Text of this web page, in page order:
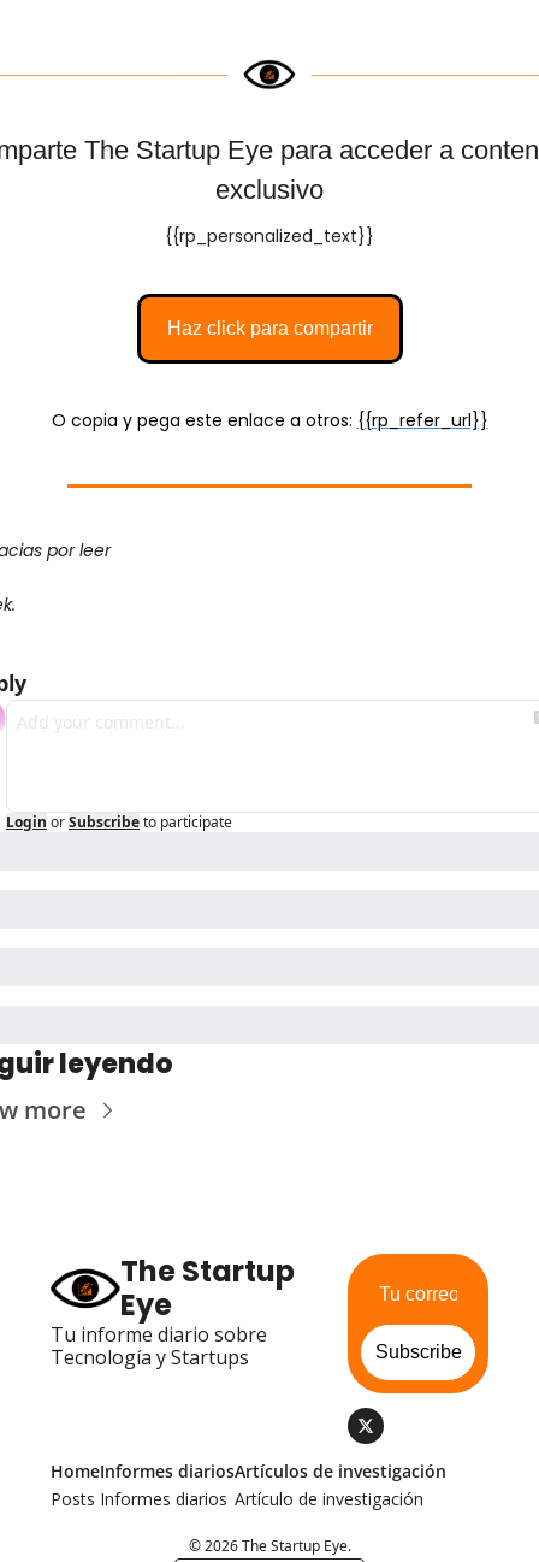
The Startup Eye para acceder a
exclusivo
{{rp_personalized_text}}
Haz click para compartir
O copia y pega este enlace a otros: {{rp_refer_url}}
por leer
Login orSubscribeto participate
leyendo
more
The Startup
Eye
Tu informe diario sobre
Tecnología y Startups
Subscribe
Home
Posts
Informes diarios
Informes diarios
Artículos de investigación
Artículo de investigación
© 2026 The Startup Eye.